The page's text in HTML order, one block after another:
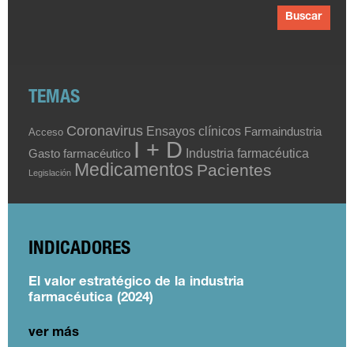
Buscar
TEMAS
Acceso Coronavirus Ensayos clínicos Farmaindustria
Gasto farmacéutico I + D Industria farmacéutica
Legislación Medicamentos Pacientes
INDICADORES
El valor estratégico de la industria
farmacéutica (2024)
ver más